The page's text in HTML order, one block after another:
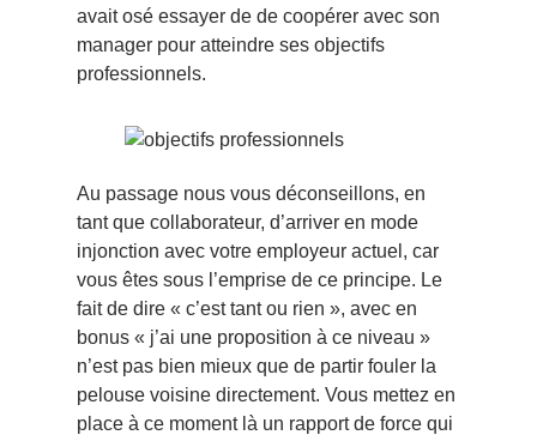
avait osé essayer de de coopérer avec son
manager pour atteindre ses objectifs
professionnels.
Au passage nous vous déconseillons, en
tant que collaborateur, d’arriver en mode
injonction avec votre employeur actuel, car
vous êtes sous l’emprise de ce principe. Le
fait de dire « c’est tant ou rien », avec en
bonus « j’ai une proposition à ce niveau »
n’est pas bien mieux que de partir fouler la
pelouse voisine directement. Vous mettez en
place à ce moment là un rapport de force qui